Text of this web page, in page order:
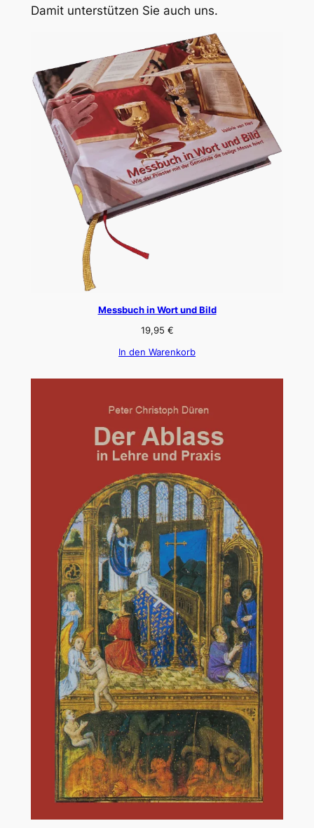
Damit unterstützen Sie auch uns.
Messbuch in Wort und Bild
19,95 €
In den Warenkorb